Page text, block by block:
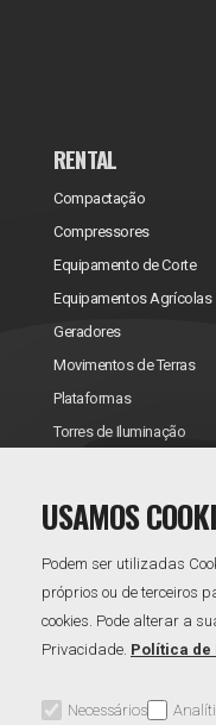
RENTAL
Compactação
Compressores
Equipamento de Corte
Equipamentos Agrícolas
Geradores
Movimentos de Terras
Plataformas
Torres de Iluminação
USAMOS
Podem ser utilizadas
próprios ou de terceiros
cookies. Pode alterar a
Privacidade. Política de
Necessários